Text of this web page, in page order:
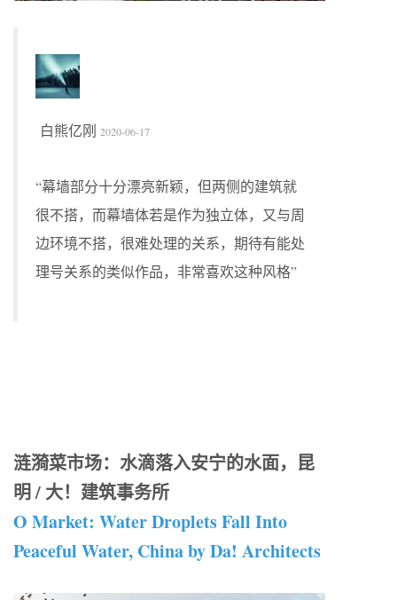
白熊亿刚 2020-06-17
“幕墙部分十分漂亮新颖，但两侧的建筑就
很不搭，而幕墙体若是作为独立体，又与周
边环境不搭，很难处理的关系，期待有能处
理号关系的类似作品，非常喜欢这种风格”
涟漪菜市场：水滴落入安宁的水面，昆
明 / 大！建筑事务所
O Market: Water Droplets Fall Into
Peaceful Water, China by Da! Architects